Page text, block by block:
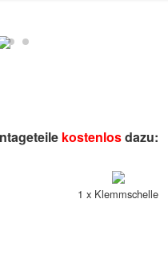
kostenlosdazu:
1 x Klemmschelle